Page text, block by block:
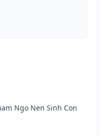
Ngo Nen Sinh Con